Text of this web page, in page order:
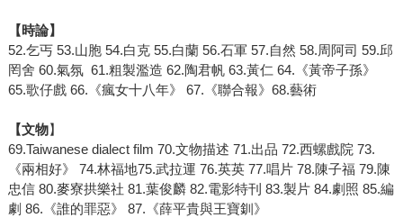
【時論】
52.乞丐 53.山胞 54.白克 55.白蘭 56.石軍 57.自然 58.周阿司 59.邱
罔舍 60.氣氛 61.粗製濫造 62.陶君帆 63.黃仁 64.《黃帝子孫》
65.歌仔戲 66.《瘋女十八年》 67.《聯合報》68.藝術
【文物】
69.Taiwanese dialect film 70.文物描述 71.出品 72.西螺戲院 73.
《兩相好》 74.林福地75.武拉運 76.英英 77.唱片 78.陳子福 79.陳
忠信 80.麥寮拱樂社 81.葉俊麟 82.電影特刊 83.製片 84.劇照 85.編
劇 86.《誰的罪惡》 87.《薛平貴與王寶釧》